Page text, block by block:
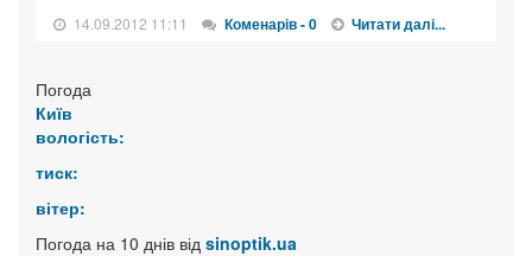
14.09.2012 11:11 Коменарів - 0 Читати далі...
Погода
Київ
вологість:
тиск:
вітер:
Погода на 10 днів від sinoptik.ua